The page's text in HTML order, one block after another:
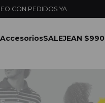
CON PEDIDOS YA
AccesoriosSALEJEAN $990